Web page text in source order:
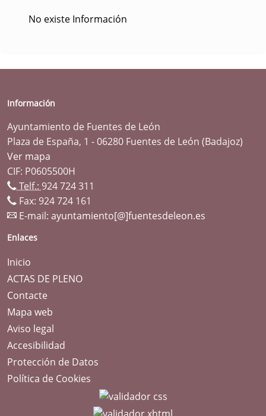
No existe Información
Información
Ayuntamiento de Fuentes de León
Plaza de España, 1 - 06280 Fuentes de León (Badajoz)
Ver mapa
CIF: P0605500H
Telf.: 924 724 311
Fax: 924 724 161
E-mail: ayuntamiento[@]fuentesdeleon.es
Enlaces
Inicio
ACTAS DE PLENO
Contacte
Mapa web
Aviso legal
Accesibilidad
Protección de Datos
Política de Cookies